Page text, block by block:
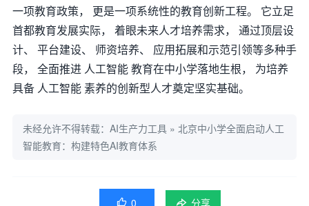
一项教育政策， 更是一项系统性的教育创新工程。 它立足
首都教育发展实际， 着眼未来人才培养需求， 通过顶层设
计、 平台建设、 师资培养、 应用拓展和示范引领等多种手
段， 全面推进 人工智能 教育在中小学落地生根， 为培养
具备 人工智能 素养的创新型人才奠定坚实基础。
未经允许不得转载： AI生产力工具 » 北京中小学全面启动人工
智能教育：构建特色AI教育体系
 0 分享